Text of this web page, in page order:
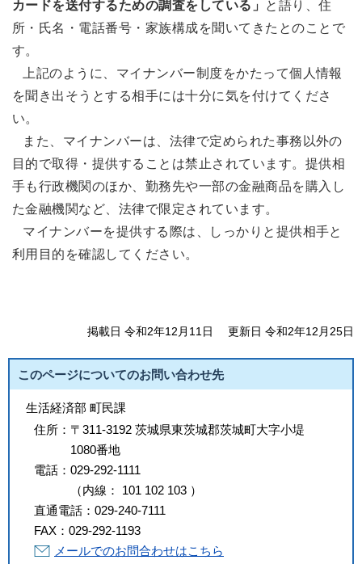
カードを送付するための調査をしている」
と語り、住
所・氏名・電話番号・家族構成を聞いてきたとのことで
す。
上記のように、マイナンバー制度をかたって個人情報
を聞き出そうとする相手には十分に気を付けてくださ
い。
また、マイナンバーは、法律で定められた事務以外の
目的で取得・提供することは禁止されています。提供相
手も行政機関のほか、勤務先や一部の金融商品を購入し
た金融機関など、法律で限定されています。
マイナンバーを提供する際は、しっかりと提供相手と
利用目的を確認してください。
掲載日 令和2年12月11日 更新日 令和2年12月25日
このページについてのお問い合わせ先
生活経済部 町民課
住所： 〒311-3192 茨城県東茨城郡茨城町大字小堤
1080番地
電話： 029-292-1111
（内線 ： 101 102 103 ）
直通電話： 029-240-7111
FAX： 029-292-1193
メールでのお問合わせはこちら